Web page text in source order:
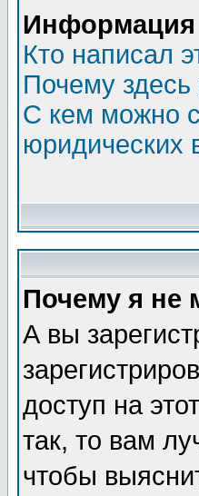
Информация
Кто написал
Почему здесь
С кем можно
юридических
Почему я не
А вы
доступ на
так, то вам
чтобы